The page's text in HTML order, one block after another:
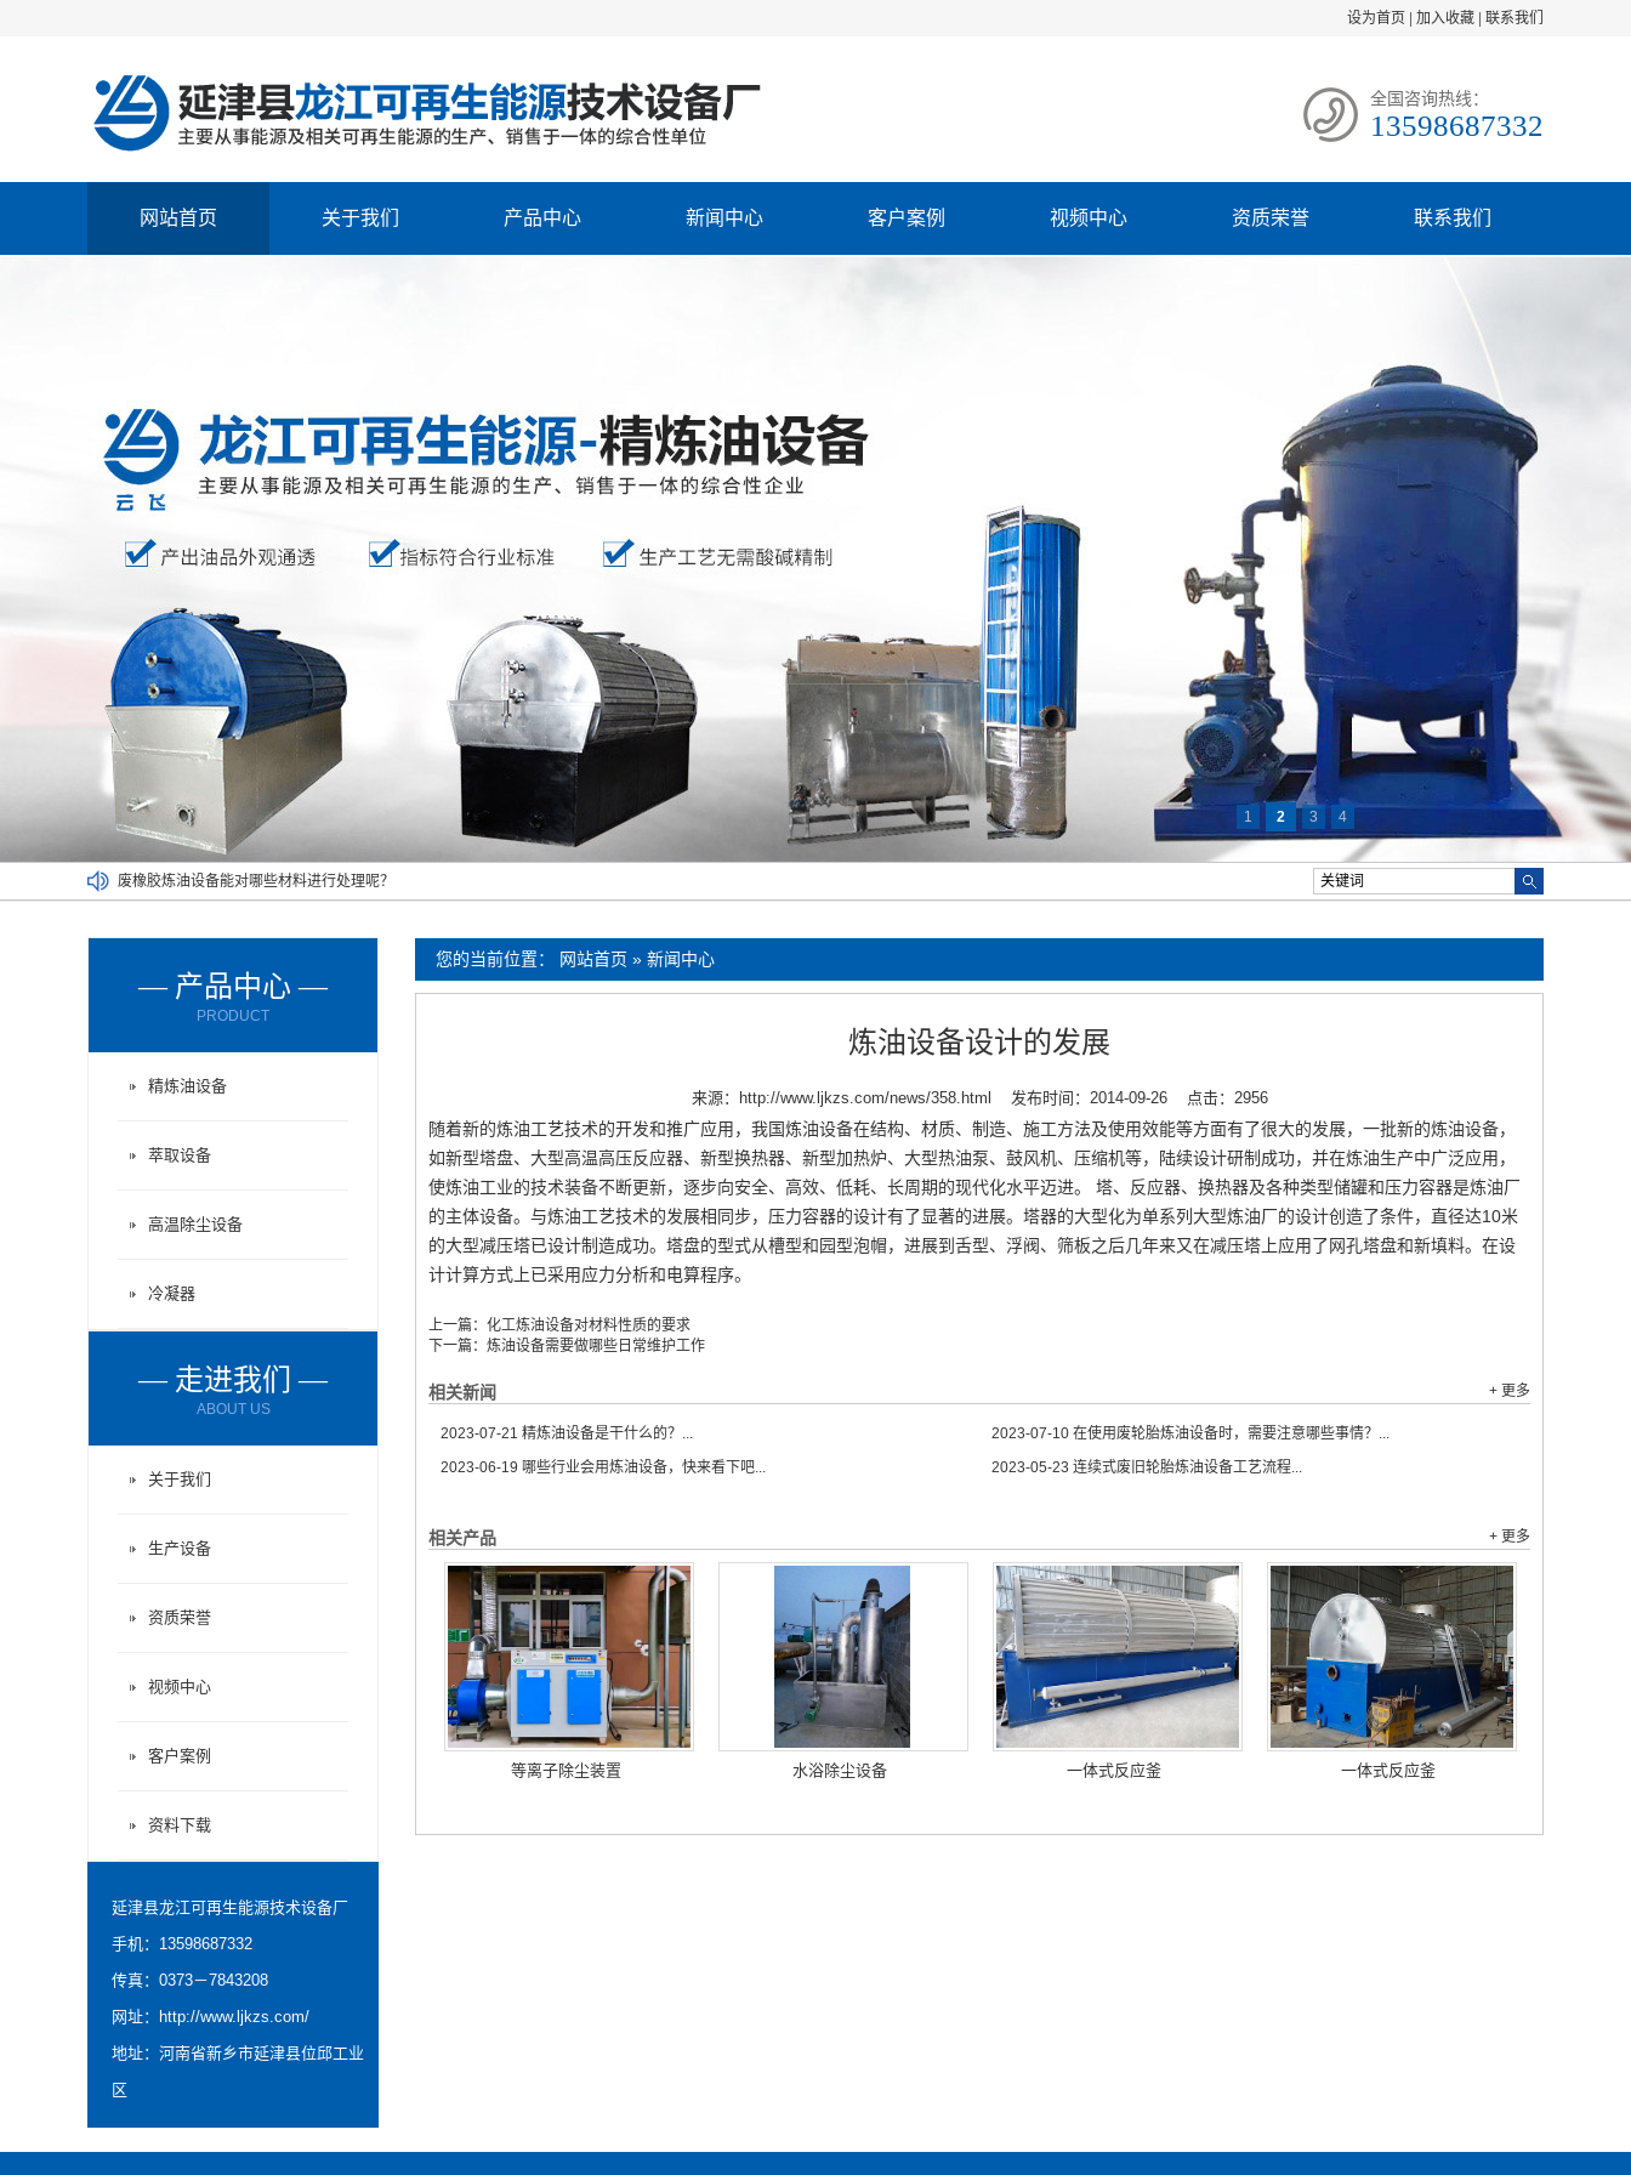
设为首页 加入收藏 联系我们
全国咨询热线：
13598687332
网站首页 关于我们 产品中心 新闻中心 客户案例 视频中心 资质荣誉 联系我们
1 2 3 4
废橡胶炼油设备能对哪些材料进行处理呢？
废机油炼油设备购买时要了解以下情况
您的当前位置： 网站首页 » 新闻中心
炼油设备设计的发展
来源： http://www.ljkzs.com/news/358.html 发布时间：2014-09-26 点击：2956
随着新的炼油工艺技术的开发和推广应用，我国炼油设备在结构、材质、制造、施工方法及使用效能等方面有了很大的发展，一批新的炼油设备，
如新型塔盘、大型高温高压反应器、新型换热器、新型加热炉、大型热油泵、鼓风机、压缩机等，陆续设计研制成功，并在炼油生产中广泛应用，
使炼油工业的技术装备不断更新，逐步向安全、高效、低耗、长周期的现代化水平迈进。 塔、反应器、换热器及各种类型储罐和压力容器是炼油厂
的主体设备。与炼油工艺技术的发展相同步，压力容器的设计有了显著的进展。塔器的大型化为单系列大型炼油厂的设计创造了条件，直径达10米
的大型减压塔已设计制造成功。塔盘的型式从槽型和园型泡帽，进展到舌型、浮阀、筛板之后几年来又在减压塔上应用了网孔塔盘和新填料。在设
计计算方式上已采用应力分析和电算程序。
上一篇： 化工炼油设备对材料性质的要求
下一篇： 炼油设备需要做哪些日常维护工作
相关新闻 + 更多
2023-07-21 精炼油设备是干什么的？... 2023-07-10 在使用废轮胎炼油设备时，需要注意哪些事情？...
2023-06-19 哪些行业会用炼油设备，快来看下吧... 2023-05-23 连续式废旧轮胎炼油设备工艺流程...
相关产品 + 更多
等离子除尘装置 水浴除尘设备 一体式反应釜 一体式反应釜
— 产品中心 —
PRODUCT
精炼油设备
萃取设备
高温除尘设备
冷凝器
— 走进我们 —
ABOUT US
关于我们
生产设备
资质荣誉
视频中心
客户案例
资料下载
延津县龙江可再生能源技术设备厂
手机：13598687332
传真：0373－7843208
网址：
http://www.ljkzs.com/
地址：河南省新乡市延津县位邱工业
区